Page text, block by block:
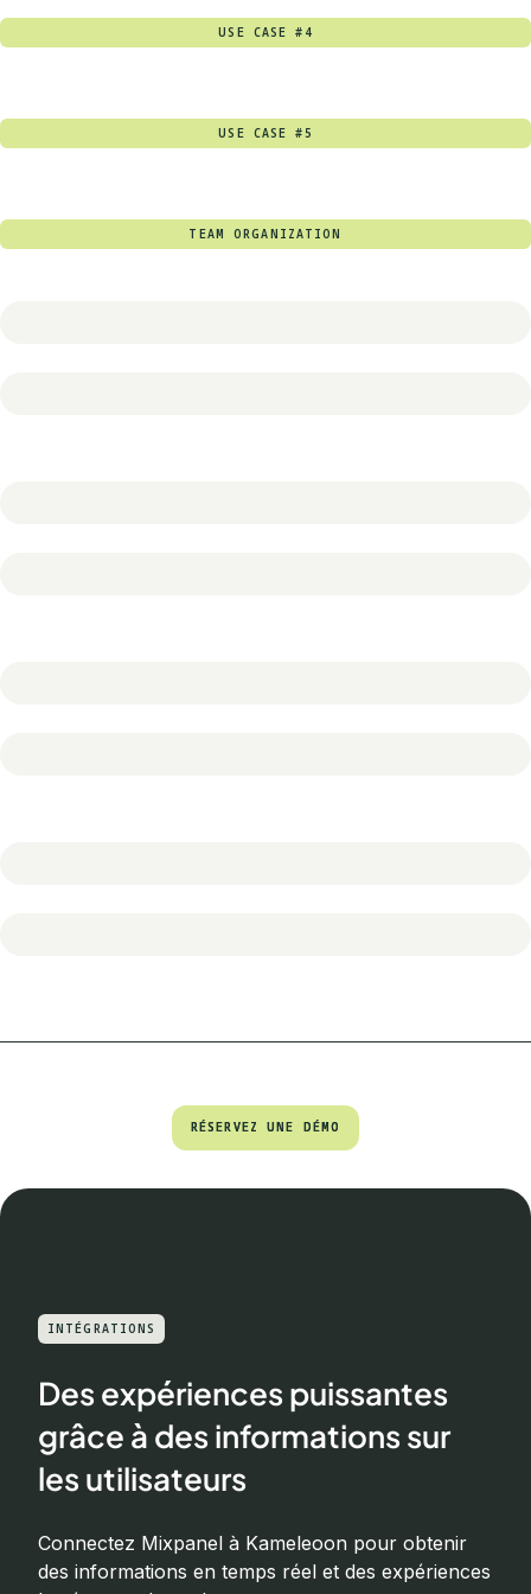
USE CASE #4
USE CASE #5
TEAM ORGANIZATION
RÉSERVEZ UNE DÉMO
RÉSERVEZ UNE DÉMO
INTÉGRATIONS
Des expériences puissantes
grâce à des informations sur
les utilisateurs
Connectez Mixpanel à Kameleoon pour obtenir
des informations en temps réel et des expériences